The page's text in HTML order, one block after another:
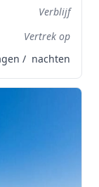
Verblijf
Vertrek op
/ nachten